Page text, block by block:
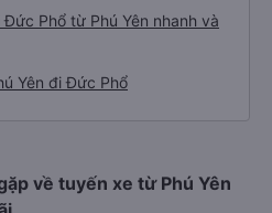
Phổ từ Phú Yên nhanh và
Yên đi Đức Phổ
về tuyến xe từ Phú Yên